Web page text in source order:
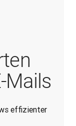
effizienter